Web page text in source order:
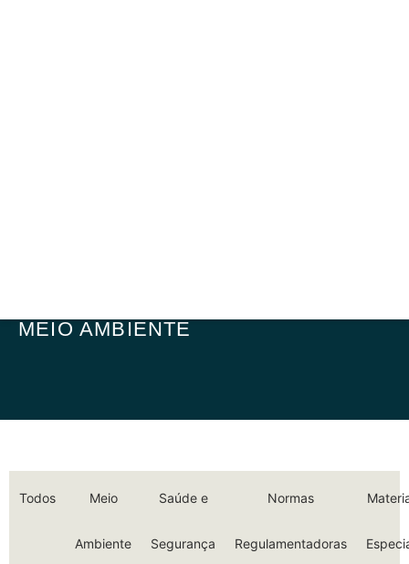
MEIO AMBIENTE
Todos Meio
Ambiente
Saúde e
Segurança
Normas
Regulamentadoras